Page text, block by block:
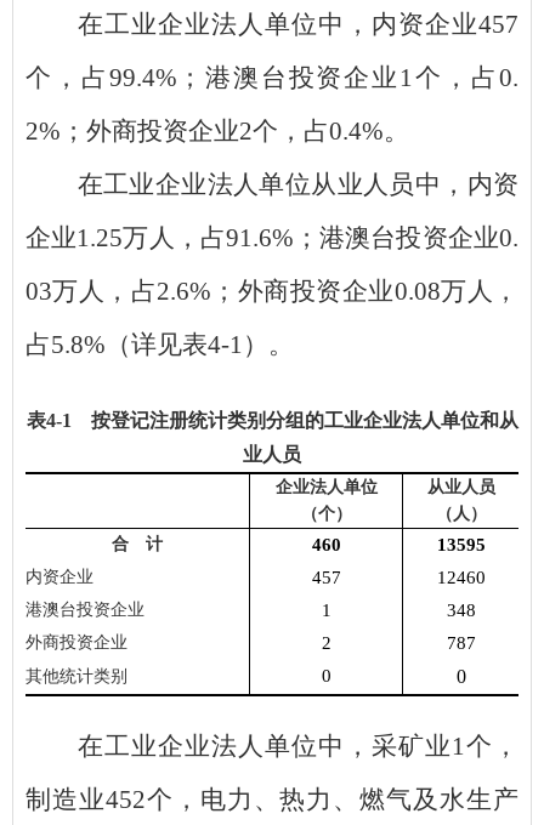
在工业企业法人单位中，内资企业457
个，占99.4% ；港澳台投资企业 1个，占0.
2% ；外商投资企业2个，占0.4%。
在工业企业法人单位从业人员中，内资
企业1.25万人，占91.6% ；港澳台投资企业0.
03万人，占2.6% ；外商投资企业0.08万人，
占5.8% （详见表4-1）。
表4-1 按登记注册统计类别分组的工业企业法人单位和从
业人员
企业法人单位
（个）
从业人员
（人）
合 计
460 13595
内资企业 457 12460
港澳台投资企业 1 348
外商投资企业 2 787
其他统计类别 0 0
在工业企业法人单位中，采矿业1个，
制造业452个，电力、热力、燃气及水生产